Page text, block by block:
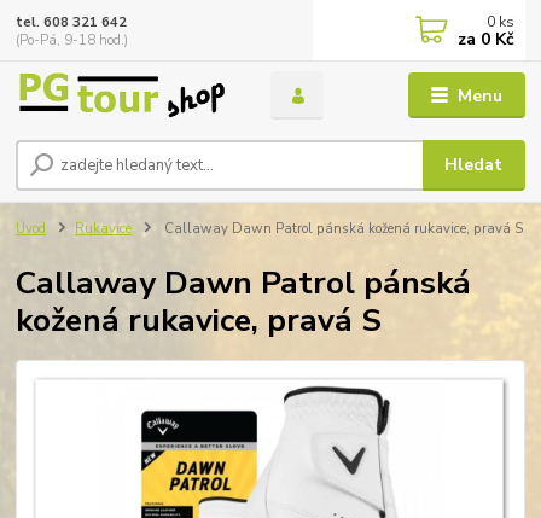
Menu
Hledat
tel. 608 321 642
(Po-Pá, 9-18 hod.)
0 ks
za 0 Kč
Úvod Rukavice Callaway Dawn Patrol pánská kožená rukavice, pravá S
Callaway Dawn Patrol pánská
kožená rukavice, pravá S